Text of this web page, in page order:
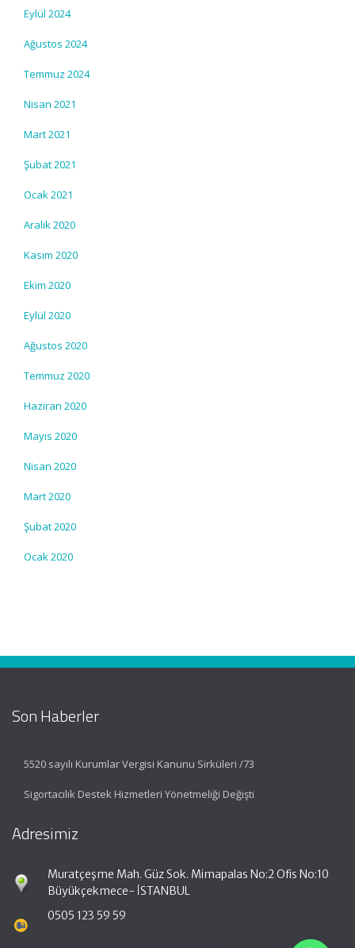
Eylül 2024
Ağustos 2024
Temmuz 2024
Nisan 2021
Mart 2021
Şubat 2021
Ocak 2021
Aralık 2020
Kasım 2020
Ekim 2020
Eylül 2020
Ağustos 2020
Temmuz 2020
Haziran 2020
Mayıs 2020
Nisan 2020
Mart 2020
Şubat 2020
Ocak 2020
Son Haberler
5520 sayılı Kurumlar Vergisi Kanunu Sirküleri /73
Sigortacılık Destek Hizmetleri Yönetmeliği Değişti
Adresimiz
Muratçeşme Mah. Güz Sok. Mimapalas No:2 Ofis No:10
Büyükçekmece- İSTANBUL
0505 123 59 59